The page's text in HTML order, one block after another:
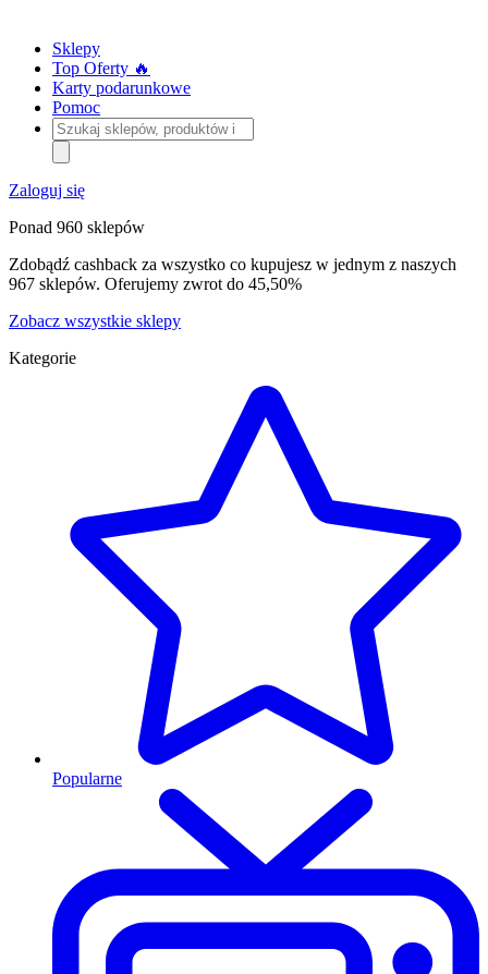
Sklepy
Top Oferty 🔥
Karty podarunkowe
Pomoc
Szukaj
sklepów,
produktów
i
kategorii
Zaloguj się
Ponad 960 sklepów
Zdobądź cashback za wszystko co kupujesz w jednym z naszych
967 sklepów. Oferujemy zwrot do 45,50%
Zobacz wszystkie sklepy
Kategorie
Popularne